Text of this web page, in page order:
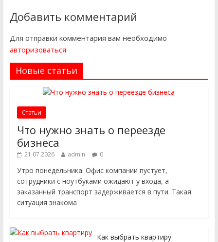
Добавить комментарий
Для отправки комментария вам необходимо
авторизоваться.
Новые статьи
Статьи
Что нужно знать о переезде
бизнеса
21.07.2026 admin 0
Утро понедельника. Офис компании пустует,
сотрудники с ноутбуками ожидают у входа, а
заказанный транспорт задерживается в пути. Такая
ситуация знакома
Как выбрать квартиру